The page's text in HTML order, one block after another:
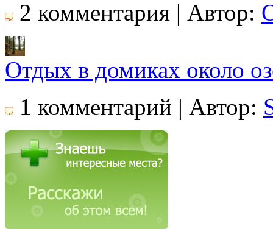
2 комментария | Автор:
Отдых в домиках около
1 комментарий | Автор: